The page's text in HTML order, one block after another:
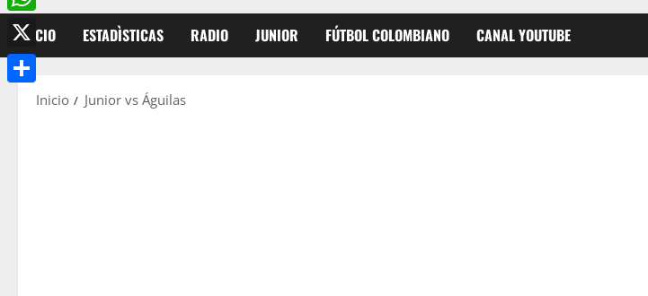
INICIO ESTADÌSTICAS RADIO JUNIOR FÚTBOL COLOMBIANO CANAL YOUTUBE
Inicio Junior vs Águilas
WhatsApp
X
Compartir